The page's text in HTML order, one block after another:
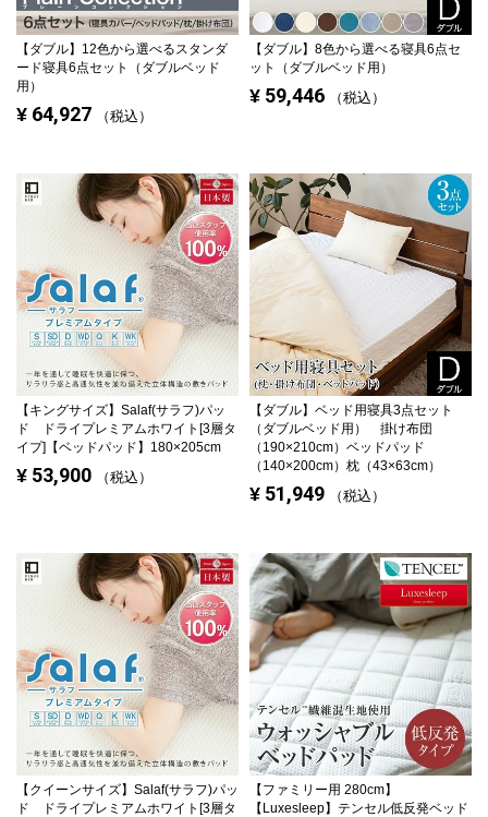
【ダブル】 12色から選べるスタンダ
ード寝具6点セット（ダブルベッド
用）
¥ 64,927 税込
【ダブル】 8色から選べる寝具6点セ
ット（ダブルベッド用）
¥ 59,446 税込
【キングサイズ】 Salaf(サラフ)パッ
ド ドライプレミアムホワイト[3層タ
イプ]【ベッドパッド】180×205cm
¥ 53,900 税込
【ダブル】 ベッド用寝具3点セット
（ダブルベッド用） 掛け布団
（190×210cm）ベッドパッド
（140×200cm）枕（43×63cm）
¥ 51,949 税込
【クイーンサイズ】 Salaf(サラフ)パッ
ド ドライプレミアムホワイト[3層タ
【ファミリー用 280cm】
【Luxesleep】テンセル低反発ベッド